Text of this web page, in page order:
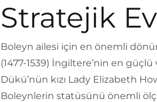
Stratejik
Boleyn ailesi için en önemli
(1477-1539) İngiltere’nin en
Dükü’nün kızı Lady Elizabeth
Boleynlerin statüsünü önemli